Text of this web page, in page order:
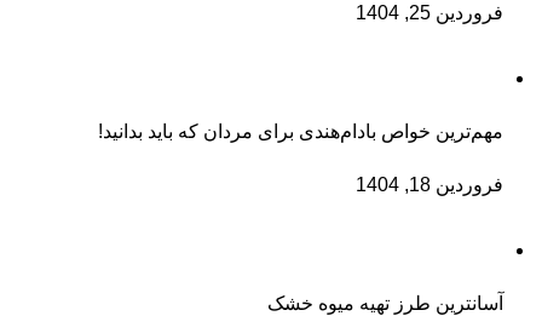
فروردین 25, 1404
مهم‌ترین خواص بادام‌هندی برای مردان که باید بدانید!
فروردین 18, 1404
آسانترین طرز تهیه میوه خشک